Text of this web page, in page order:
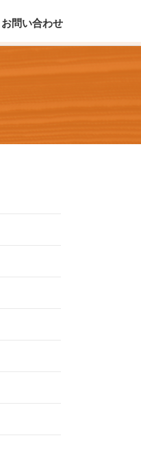
お問い合わせ